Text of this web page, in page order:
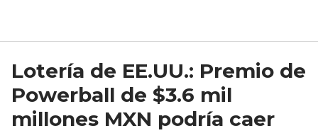
Lotería de EE.UU.: Premio de
Powerball de $3.6 mil
millones MXN podría caer